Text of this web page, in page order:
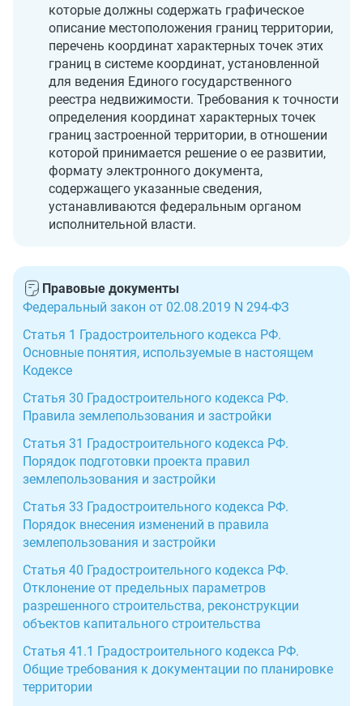
которые должны содержать графическое
описание местоположения границ территории,
перечень координат характерных точек этих
границ в системе координат, установленной
для ведения Единого государственного
реестра недвижимости. Требования к точности
определения координат характерных точек
границ застроенной территории, в отношении
которой принимается решение о ее развитии,
формату электронного документа,
содержащего указанные сведения,
устанавливаются федеральным органом
исполнительной власти.
Правовые документы
Федеральный закон от 02.08.2019 N 294-ФЗ
Статья 1 Градостроительного кодекса РФ.
Основные понятия, используемые в настоящем
Кодексе
Статья 30 Градостроительного кодекса РФ.
Правила землепользования и застройки
Статья 31 Градостроительного кодекса РФ.
Порядок подготовки проекта правил
землепользования и застройки
Статья 33 Градостроительного кодекса РФ.
Порядок внесения изменений в правила
землепользования и застройки
Статья 40 Градостроительного кодекса РФ.
Отклонение от предельных параметров
разрешенного строительства, реконструкции
объектов капитального строительства
Статья 41.1 Градостроительного кодекса РФ.
Общие требования к документации по планировке
территории